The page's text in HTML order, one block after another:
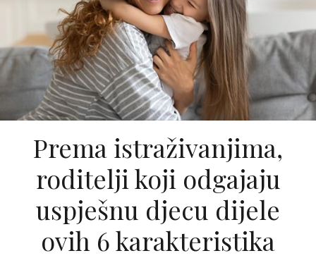
Prema istraživanjima,
roditelji koji odgajaju
uspješnu djecu dijele
ovih 6 karakteristika